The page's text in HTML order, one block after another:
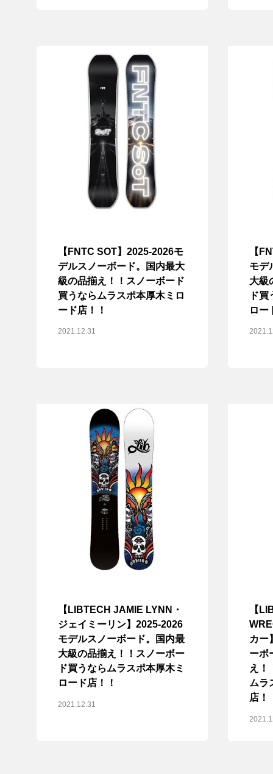
【FNTC SOT】2025-2026モ
デルスノーボード。国内最大
級の品揃え！！スノーボード
買うならムラスポ本厚木ミロ
ード店！！
2021.12.31
【
モデ
大級
ド
ロー
【LIBTECH JAMIE LYNN・
ジェイミーリン】2025-2026
モデルスノーボード。国内最
大級の品揃え！！スノーボー
ド買うならムラスポ本厚木ミ
ロード店！！
2021.12.31
【
カー
ーボ
え！
ムラ
店！